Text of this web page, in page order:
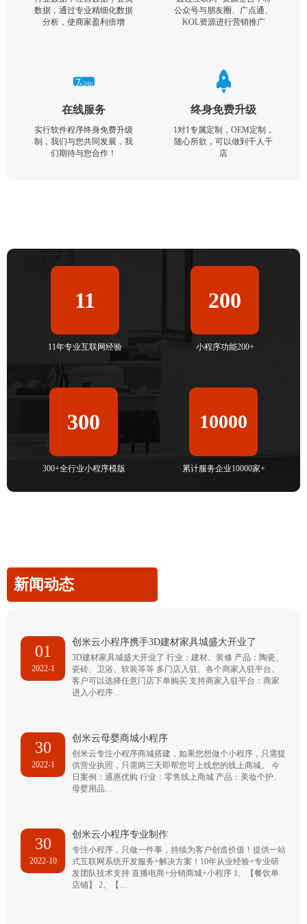
数据，通过专业精细化数据
分析，使商家盈利倍增
公众号与朋友圈、广点通、
KOL资源进行营销推广
在线服务
实行软件程序终身免费升级
制，我们与您共同发展，我
们期待与您合作！
终身免费升级
1对1专属定制，OEM定制，
随心所欲，可以做到千人千
店
11
11年专业互联网经验
200
小程序功能200+
300
300+全行业小程序模版
10000
累计服务企业10000家+
新闻动态
01
2022-1
创米云小程序携手3D建材家具城盛大开业了
3D建材家具城盛大开业了 行业：建材、装修 产品：陶瓷、
瓷砖、卫浴、软装等等 多门店入驻、各个商家入驻平台、
客户可以选择任意门店下单购买 支持商家入驻平台：商家
进入小程序…
30
2022-1
创米云母婴商城小程序
创米云专注小程序商城搭建，如果您想做个小程序，只需提
供营业执照，只需两三天即帮您可上线您的线上商城。 今
日案例：通惠优购 行业：零售线上商城 产品：美妆个护、
母婴用品…
30
2022-10
创米云小程序专业制作
专注小程序，只做一件事，持续为客户创造价值！提供一站
式互联网系统开发服务+解决方案！10年从业经验+专业研
发团队技术支持 直播电商+分销商城+小程序 1、【餐饮单
店铺】 2、【…